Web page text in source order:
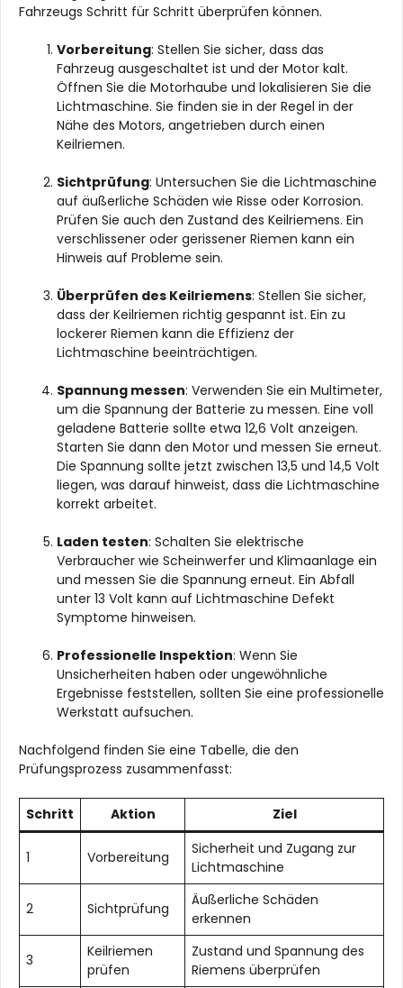
Fahrzeugs Schritt für Schritt überprüfen können.
Vorbereitung: Stellen Sie sicher, dass das
Fahrzeug ausgeschaltet ist und der Motor kalt.
Öffnen Sie die Motorhaube und lokalisieren Sie die
Lichtmaschine. Sie finden sie in der Regel in der
Nähe des Motors, angetrieben durch einen
Keilriemen.
Sichtprüfung: Untersuchen Sie die Lichtmaschine
auf äußerliche Schäden wie Risse oder Korrosion.
Prüfen Sie auch den Zustand des Keilriemens. Ein
verschlissener oder gerissener Riemen kann ein
Hinweis auf Probleme sein.
Überprüfen des Keilriemens: Stellen Sie sicher,
dass der Keilriemen richtig gespannt ist. Ein zu
lockerer Riemen kann die Effizienz der
Lichtmaschine beeinträchtigen.
Spannung messen: Verwenden Sie ein Multimeter,
um die Spannung der Batterie zu messen. Eine voll
geladene Batterie sollte etwa 12,6 Volt anzeigen.
Starten Sie dann den Motor und messen Sie erneut.
Die Spannung sollte jetzt zwischen 13,5 und 14,5 Volt
liegen, was darauf hinweist, dass die Lichtmaschine
korrekt arbeitet.
Laden testen: Schalten Sie elektrische
Verbraucher wie Scheinwerfer und Klimaanlage ein
und messen Sie die Spannung erneut. Ein Abfall
unter 13 Volt kann auf Lichtmaschine Defekt
Symptome hinweisen.
Professionelle Inspektion: Wenn Sie
Unsicherheiten haben oder ungewöhnliche
Ergebnisse feststellen, sollten Sie eine professionelle
Werkstatt aufsuchen.
Nachfolgend finden Sie eine Tabelle, die den
Prüfungsprozess zusammenfasst:
Schritt Aktion Ziel
1 Vorbereitung
Sicherheit und Zugang zur
Lichtmaschine
2 Sichtprüfung
Äußerliche Schäden
erkennen
3
Keilriemen
prüfen
Zustand und Spannung des
Riemens überprüfen